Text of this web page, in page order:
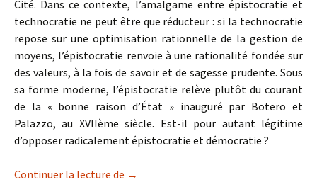
Cité. Dans ce contexte, l’amalgame entre épistocratie et
technocratie ne peut être que réducteur : si la technocratie
repose sur une optimisation rationnelle de la gestion de
moyens, l’épistocratie renvoie à une rationalité fondée sur
des valeurs, à la fois de savoir et de sagesse prudente. Sous
sa forme moderne, l’épistocratie relève plutôt du courant
de la « bonne raison d’État » inauguré par Botero et
Palazzo, au XVIIème siècle. Est-il pour autant légitime
d’opposer radicalement épistocratie et démocratie ?
Continuer la lecture de Épistocratie versus démocratie ?
→